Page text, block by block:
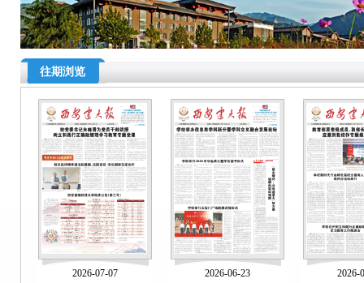
往期浏览
2026-07-07 2026-06-23 2026-